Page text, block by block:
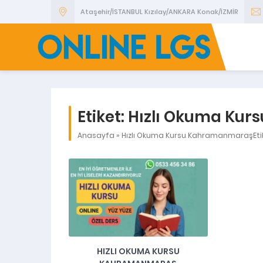
Ataşehir/İSTANBUL Kızılay/ANKARA Konak/İZMİR
Etiket: Hızlı Okuma
Anasayfa » Hızlı Okuma Kursu
HIZLI OKUMA KURSU